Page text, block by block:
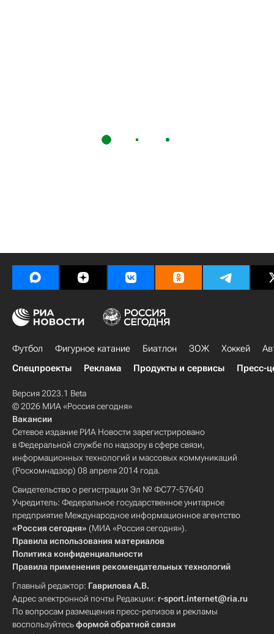
Футбол Фигурное катание Биатлон ЗОЖ Хоккей
Спецпроекты
Реклама Продукты и сервисы Пресс-
Версия 2023.1 Beta
© 2026 МИА «Россия сегодня»
Вакансии
Сетевое издание РИА Новости зарегистрировано
в Федеральной службе по надзору в сфере связи,
информационных технологий и массовых коммуникаций
(Роскомнадзор) 08 апреля 2014 года.
Свидетельство о регистрации Эл № ФС77-57640
Учредитель: Федеральное государственное унитарное
предприятие Международное информационное агентство
«Россия сегодня» (МИА «Россия сегодня»).
Правила использования материалов
Политика конфиденциальности
Правила применения рекомендательных технологий
Главный редактор: Гаврилова А.В.
Адрес электронной почты Редакции: r-sport.internet@ria.ru
По вопросам размещения пресс-релизов и рекламы
воспользуйтесьформой обратной связи